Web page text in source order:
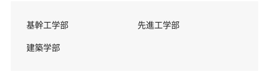
基幹工学部
先進工学部
建築学部